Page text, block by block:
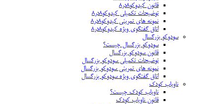
قانون کیدوکو۸در۸
توضیحات تکمیلی کیدوکو۸در۸
نمونه های تمرینی کیدوکو۸در۸
اتاق گفتگوی ویژه کیدوکو۸در۸
سودوکو بزرگسال
سودوکو بزرگسال چیست؟
قانون سودوکو بزرگسال
توضیحات تکمیلی سودوکو بزرگسال
نمونه های تمرینی سودوکو بزرگسال
اتاق گفتگوی ویژه سودوکو بزرگسال
ناویاب کودک
ناویاب کودک چیست؟
قانون ناویاب کودک